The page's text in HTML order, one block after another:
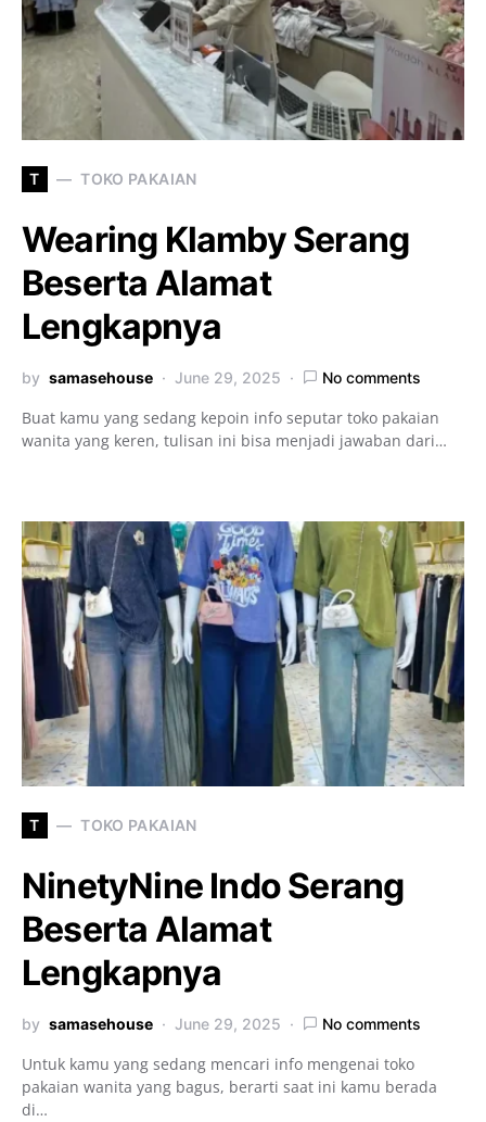
T TOKO PAKAIAN
Wearing Klamby Serang
Beserta Alamat
Lengkapnya
by samasehouse June 29, 2025 No comments
Buat kamu yang sedang kepoin info seputar toko pakaian
wanita yang keren, tulisan ini bisa menjadi jawaban dari…
T TOKO PAKAIAN
NinetyNine Indo Serang
Beserta Alamat
Lengkapnya
by samasehouse June 29, 2025 No comments
Untuk kamu yang sedang mencari info mengenai toko
pakaian wanita yang bagus, berarti saat ini kamu berada
di…